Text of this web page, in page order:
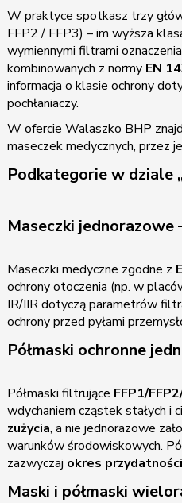
W praktyce spotkasz trzy
FFP2 / FFP3) – im wyższa
wymiennymi filtrami
kombinowanych z normy EN
informacja o klasie ochrony
pochłaniaczy.
W ofercie Walaszko BHP
maseczek medycznych, przez
Podkategorie w dziale
Maseczki jednorazowe
Maseczki medyczne zgodne z
ochrony otoczenia (np. w
IR/IIR dotyczą parametrów
ochrony przed pyłami
Półmaski ochronne
Półmaski filtrujące FFP1/
wdychaniem cząstek stałych i
zużycia, a nie jednorazowe
warunków środowiskowych.
zazwyczaj okres
Maski i półmaski